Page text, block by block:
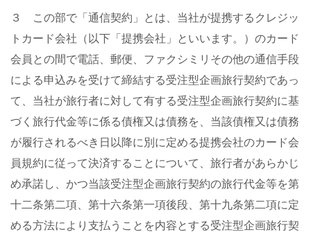
３ この部で「通信契約」とは、当社が提携するクレジッ
トカード会社（以下「提携会社」といいます。）のカード
会員との間で電話、郵便、ファクシミリその他の通信手段
による申込みを受けて締結する受注型企画旅行契約であっ
て、当社が旅行者に対して有する受注型企画旅行契約に基
づく旅行代金等に係る債権又は債務を、当該債権又は債務
が履行されるべき日以降に別に定める提携会社のカード会
員規約に従って決済することについて、旅行者があらかじ
め承諾し、かつ当該受注型企画旅行契約の旅行代金等を第
十二条第二項、第十六条第一項後段、第十九条第二項に定
める方法により支払うことを内容とする受注型企画旅行契